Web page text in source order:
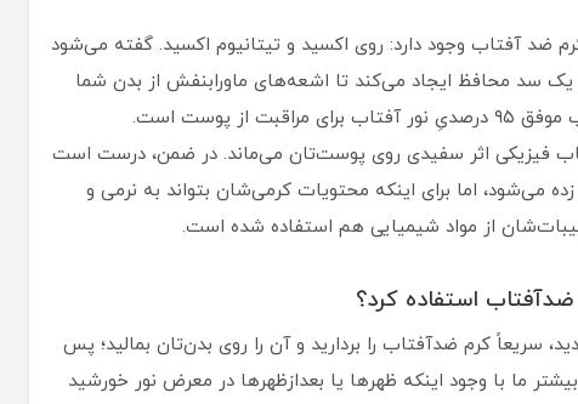
ضد آفتاب وجود دارد: روی اکسید و تیتانیوم اکسید. گفته می‌شود
سد محافظ ایجاد می‌کند تا اشعه‌های ماورابنفش از بدن شما
از پوست است.
فیزیکی اثر سفیدی روی پوست‌تان می‌ماند. در ضمن، درست است
می‌شود، اما برای اینکه محتویات کرمی‌شان بتواند به نرمی و
از مواد شیمیایی هم استفاده شده است.
سریعاً کرم ضدآفتاب را بردارید و آن را روی بدن‌تان بمالید؛ پس
بیشتر ما با وجود اینکه ظهرها یا بعدازظهرها در معرض نور خورشید